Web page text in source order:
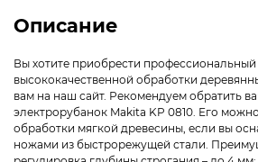
Описание
Вы хотите приобрести профессиональный
высококачественной обработки
вам на наш сайт. Рекомендуем обратить
электрорубанок Makita KP 0810. Его
обработки мягкой древесины, если вы
ножами из быстрорежущей стали.